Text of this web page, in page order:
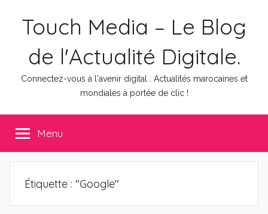
Touch Media – Le Blog
de l'Actualité Digitale.
Connectez-vous à l'avenir digital : Actualités marocaines et
mondiales à portée de clic !
Menu
Étiquette : "Google"